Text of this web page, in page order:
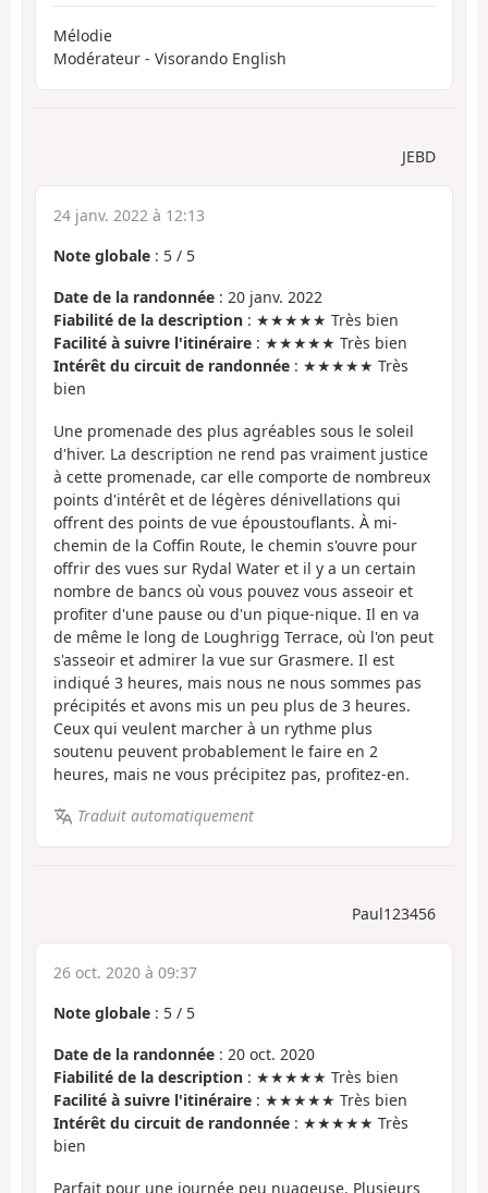
Mélodie
Modérateur - Visorando English
JEBD
24 janv. 2022 à 12:13
Note globale : 5 / 5
Date de la randonnée : 20 janv. 2022
Fiabilité de la description : ★★★★★ Très bien
Facilité à suivre l'itinéraire : ★★★★★ Très bien
Intérêt du circuit de randonnée : ★★★★★ Très
bien
Une promenade des plus agréables sous le soleil
d'hiver. La description ne rend pas vraiment justice
à cette promenade, car elle comporte de nombreux
points d'intérêt et de légères dénivellations qui
offrent des points de vue époustouflants. À mi-
chemin de la Coffin Route, le chemin s'ouvre pour
offrir des vues sur Rydal Water et il y a un certain
nombre de bancs où vous pouvez vous asseoir et
profiter d'une pause ou d'un pique-nique. Il en va
de même le long de Loughrigg Terrace, où l'on peut
s'asseoir et admirer la vue sur Grasmere. Il est
indiqué 3 heures, mais nous ne nous sommes pas
précipités et avons mis un peu plus de 3 heures.
Ceux qui veulent marcher à un rythme plus
soutenu peuvent probablement le faire en 2
heures, mais ne vous précipitez pas, profitez-en.
Traduit automatiquement
Paul123456
26 oct. 2020 à 09:37
Note globale : 5 / 5
Date de la randonnée : 20 oct. 2020
Fiabilité de la description : ★★★★★ Très bien
Facilité à suivre l'itinéraire : ★★★★★ Très bien
Intérêt du circuit de randonnée : ★★★★★ Très
bien
Parfait pour une journée peu nuageuse. Plusieurs